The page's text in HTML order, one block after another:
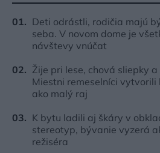
Deti odrástli, rodičia majú
seba. V novom dome je
návštevy vnúčat
Žije pri lese, chová sliepky
Miestni remeselníci
ako malý raj
K bytu ladili aj škáry v
stereotyp, bývanie vyzerá
režiséra